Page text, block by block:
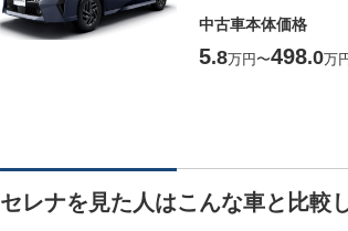
中古車本体価格
5.8万円〜498.0万
セレナを見た人はこんな車と比較